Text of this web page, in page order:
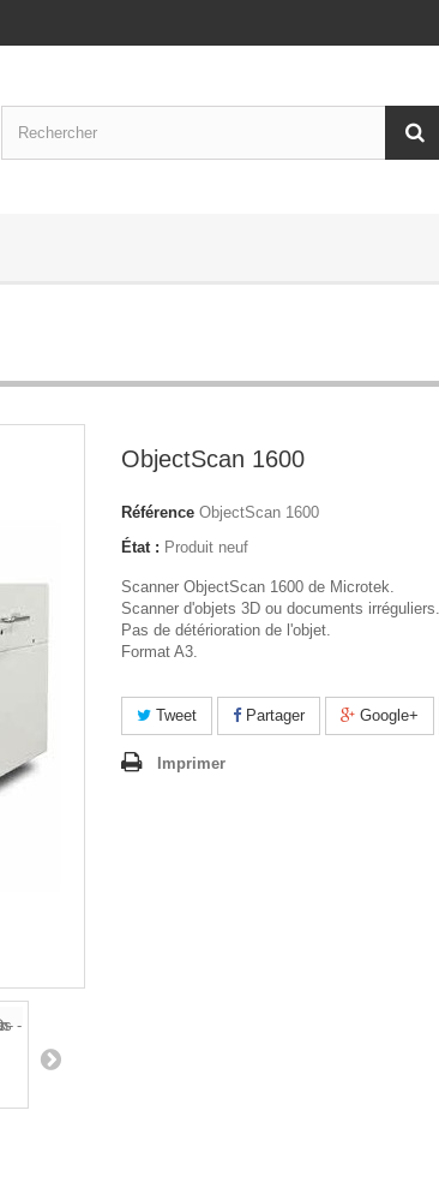
ObjectScan 1600
Référence ObjectScan 1600
État : Produit neuf
Scanner ObjectScan 1600 de Microtek.
Scanner d'objets 3D ou documents irréguliers.
Pas de détérioration de l'objet.
Format A3.
Tweet Partager Google+
Imprimer